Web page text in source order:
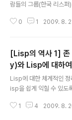
람들의 그룹(한국 리스
료 하나 찾기가 어려운
전환이 필요한 것이 사
할 필요는 없을 것 같습
고자 http://lisp-
0 1 2009. 8.
[Lisp의 역사 1]
y)와 Lisp에 대하여
Lisp에 대한 체계적인
isp을 쉽게 익힐 수 있도
시(John McCarthy) 박
1 4 2009. 8.